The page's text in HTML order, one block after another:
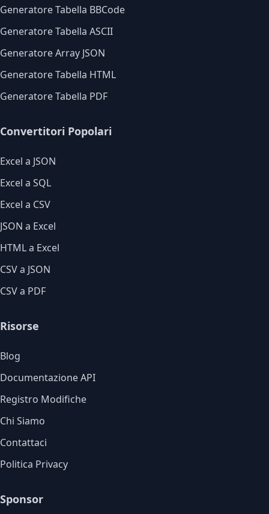
Generatore Tabella BBCode
Generatore Tabella ASCII
Generatore Array JSON
Generatore Tabella HTML
Generatore Tabella PDF
Convertitori Popolari
Excel a JSON
Excel a SQL
Excel a CSV
JSON a Excel
HTML a Excel
CSV a JSON
CSV a PDF
Risorse
Blog
Documentazione API
Registro Modifiche
Chi Siamo
Contattaci
Politica Privacy
Sponsor